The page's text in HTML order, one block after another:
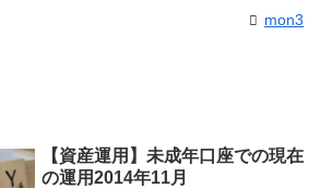
mon3
【資産運用】未成年口座での現在
の運用2014年11月